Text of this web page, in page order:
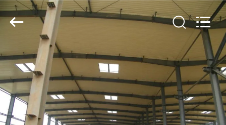
PARA
CASA
PRODUTOS
Qingdao
KaFa
Fabrication